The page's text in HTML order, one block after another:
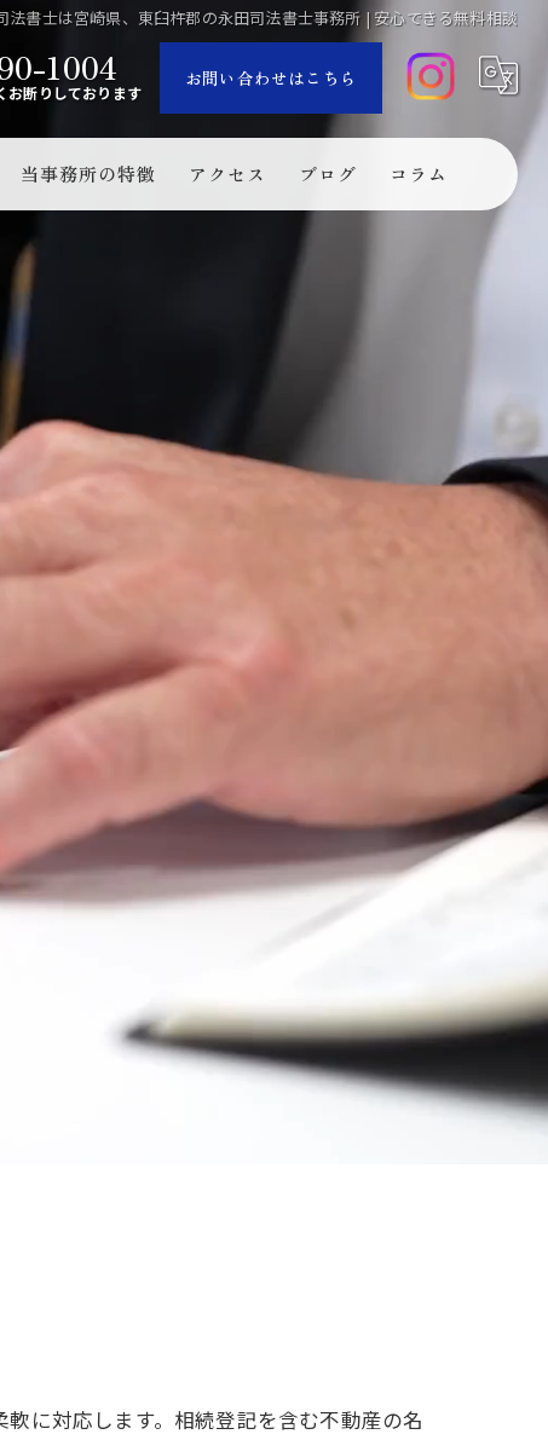
法書士は宮崎県、東臼杵郡の永田司法書士事務所 | 安心できる無料相談
1004
お断りしております
お問い合わせはこちら
当事務所の特徴
川町・美郷町・諸塚村・椎葉村（宮崎県北部近辺）の司法書士
アクセス ブログ コラム
に対応します。相続登記を含む不動産の名